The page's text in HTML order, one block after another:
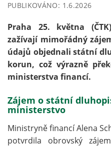
PUBLIKOVÁNO: 1.6.2026
Praha 25. května
zažívají mimořádný
údajů objednali státní
korun, což výrazně
ministerstva financí.
Zájem o státní
ministerstvo
Ministryně financí Alena
potvrdila obrovský